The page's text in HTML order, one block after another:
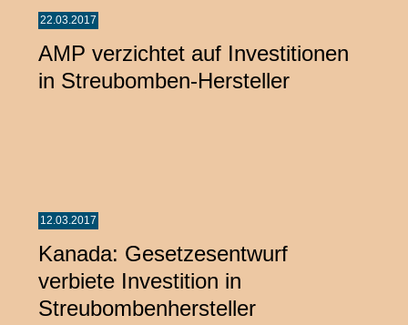
22.03.2017
AMP verzichtet auf Investitionen
in Streubomben-Hersteller
12.03.2017
Kanada: Gesetzesentwurf
verbiete Investition in
Streubombenhersteller